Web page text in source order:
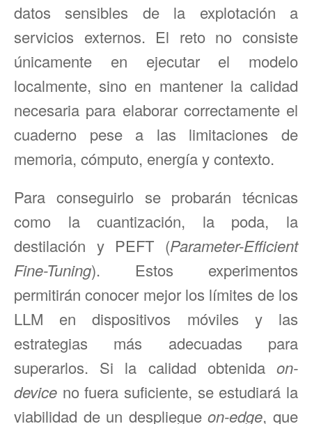
datos sensibles de la explotación a
servicios externos. El reto no consiste
únicamente en ejecutar el modelo
localmente, sino en mantener la calidad
necesaria para elaborar correctamente el
cuaderno pese a las limitaciones de
memoria, cómputo, energía y contexto.
Para conseguirlo se probarán técnicas
como la cuantización, la poda, la
destilación y PEFT (Parameter-Efficient
Fine-Tuning). Estos experimentos
permitirán conocer mejor los límites de los
LLM en dispositivos móviles y las
estrategias más adecuadas para
superarlos. Si la calidad obtenida on-
device no fuera suficiente, se estudiará la
viabilidad de un despliegueon-edge, que